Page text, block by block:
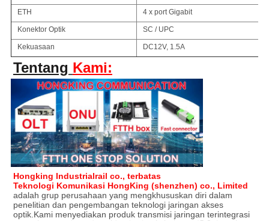
ETH 4 x port Gigabit
Konektor Optik SC / UPC
Kekuasaan DC12V, 1.5A
Tentang Kami:
Hongking Industrialrail co., terbatas
Teknologi Komunikasi HongKing (shenzhen) co., Limited
adalah grup perusahaan yang mengkhususkan diri dalam
penelitian dan pengembangan teknologi jaringan akses
optik.Kami menyediakan produk transmisi jaringan terintegrasi